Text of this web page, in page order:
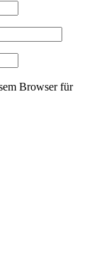
Browser für